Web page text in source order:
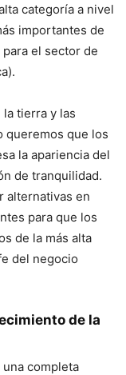
categoría a nivel
importantes de
el sector de
la tierra y las
queremos que los
la apariencia del
de tranquilidad.
alternativas en
para que los
de la más alta
del negocio
de la
completa